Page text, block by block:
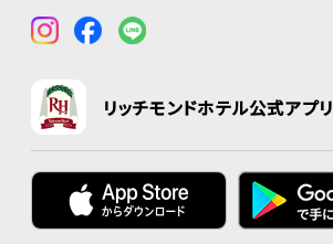
リッチモンドホテル公式アプリ